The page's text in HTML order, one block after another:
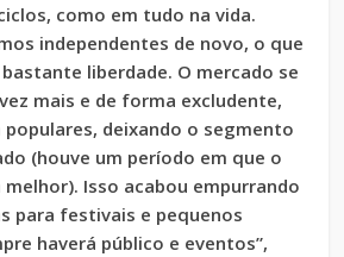
como em tudo na vida.
independentes de novo, o que
liberdade. O mercado se
mais e de forma excludente,
populares, deixando o segmento
(houve um período em que o
Isso acabou empurrando
para festivais e pequenos
haverá público e eventos”,